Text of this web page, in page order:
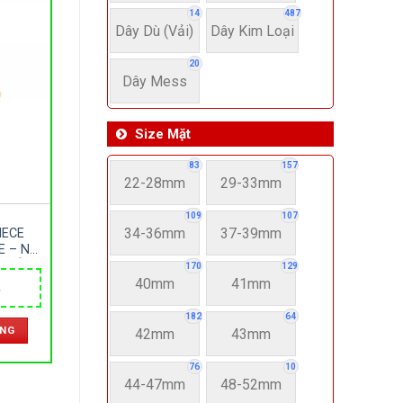
14
Dây Dù (Vải)
487
Dây Kim Loại
20
Dây Mess
Size Mặt
83
22-28mm
157
29-33mm
109
34-36mm
107
37-39mm
170
40mm
129
41mm
182
42mm
64
43mm
76
44-47mm
10
48-52mm
– NỮ
DÂY
₫.